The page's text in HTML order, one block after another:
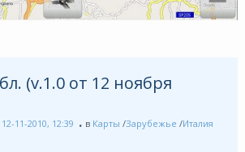
(v.1.0 от 12 ноября
12-11-2010, 12:39 в Карты /Зарубежье /Италия